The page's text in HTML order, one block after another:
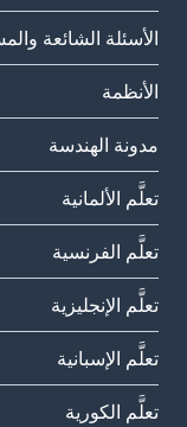
الأسئلة الشائعة
الأنظمة
مدونة الهندسة
تعلَّم الألمانية
تعلَّم الفرنسية
تعلَّم الإنجليزية
تعلَّم الإسبانية
تعلَّم الكورية